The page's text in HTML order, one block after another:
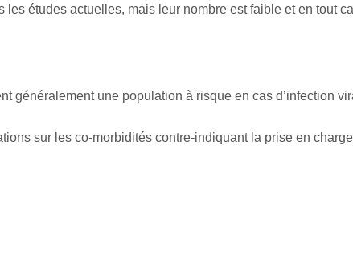
études actuelles, mais leur nombre est faible et en tout
généralement une population à risque en cas d’infection
sur les co-morbidités contre-indiquant la prise en